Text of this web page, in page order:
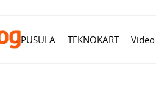
PUSULA TEKNOKART Video